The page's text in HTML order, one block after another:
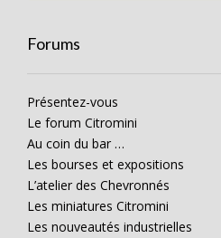
Forums
Présentez-vous
Le forum Citromini
Au coin du bar …
Les bourses et expositions
L’atelier des Chevronnés
Les miniatures Citromini
Les nouveautés industrielles